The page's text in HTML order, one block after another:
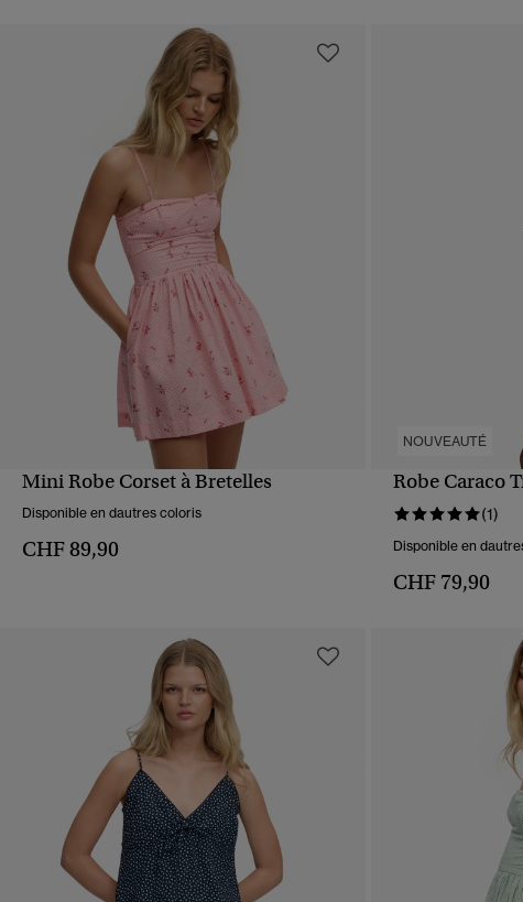
Mini Robe Corset à Bretelles
Disponible en dautres coloris
CHF 89,90
NOUVEAUTÉ
Robe Caraco
(1)
Disponible en
CHF 79,90